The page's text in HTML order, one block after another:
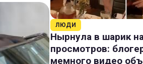
ЛЮДИ
Нырнула в шарик
просмотров:
мемного видео